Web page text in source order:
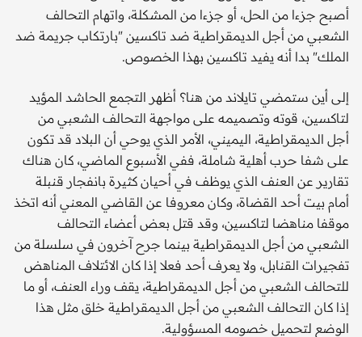
أصبح جزءا من الحل، أو جزءا من المشكلة، واتهام التحالف
الشعبي من أجل الديمقراطية ضد تاكسين "بارتكاب جريمة ضد
الملك" بدا أنه يفيد تاكسين بهذا الخصوص.
إلى أين ستمضي تايلاند من هنا؟ أظهر التجمع الحاشد المؤيد
لتاكسين، قوته وتصميمه على مواجهة التحالف الشعبي من
أجل الديمقراطية، اليميني، الأمر الذي يوحي أن البلاد قد تكون
على شفا حرب أهلية شاملة، ففي الأسبوع الماضي، كان هناك
تقارير عن العنف الذي يوظف في أحيان كثيرة بانفجار قنبلة
أمام بيت أحد القضاة، وكان معروفا عن القاضي المعني أنه اتخذ
موقفا مناهضا لتاكسين، وقد قتل بعض أعضاء التحالف
الشعبي من أجل الديمقراطية بينما جرح آخرون في سلسلة من
تفجيرات القنابل، ولا يعرف أحد فعلا إذا كان الائتلاف المناهض
للتحالف الشعبي من أجل الديمقراطية، يقف وراء العنف، أو ما
إذا كان التحالف الشعبي من أجل الديمقراطية خلق مثل هذا
الوضع لتحميل خصومه المسؤولية.